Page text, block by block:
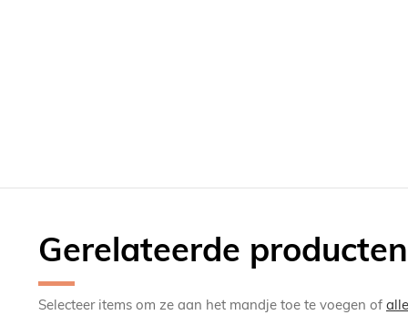
Gerelateerde producten
Selecteer items om ze aan het mandje toe te voegen of